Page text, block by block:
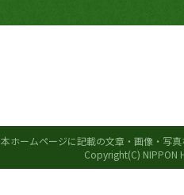
本ホームページに記載の文章・画像・写
Copyright(C) NIPPON